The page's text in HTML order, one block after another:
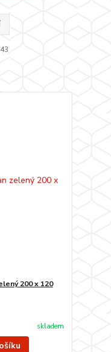
200 x 120
skladem